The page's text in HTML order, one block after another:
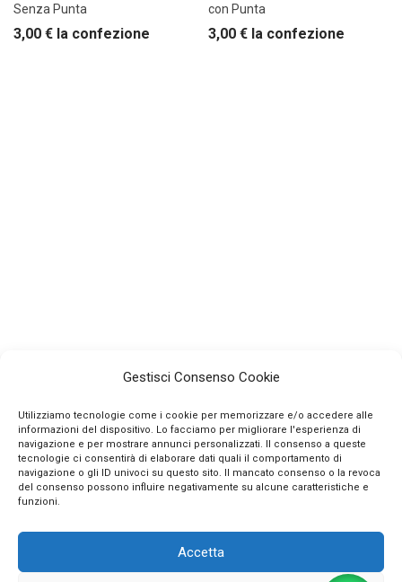
Gestisci Consenso Cookie
Utilizziamo tecnologie come i cookie per memorizzare e/o accedere alle
informazioni del dispositivo. Lo facciamo per migliorare l'esperienza di
navigazione e per mostrare annunci personalizzati. Il consenso a queste
tecnologie ci consentirà di elaborare dati quali il comportamento di
navigazione o gli ID univoci su questo sito. Il mancato consenso o la revoca
del consenso possono influire negativamente su alcune caratteristiche e
funzioni.
Accetta
Senza Punta
3,00 € la confezione
con Punta
3,00 € la confezione
INFO
SEGUICI SUI SOCIAL